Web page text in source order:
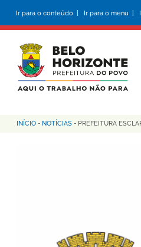
conteúdo
principal
Ir para o conteúdo | Ir para o menu |
Trilha
INÍCIO - NOTÍCIAS - PREFEITURA